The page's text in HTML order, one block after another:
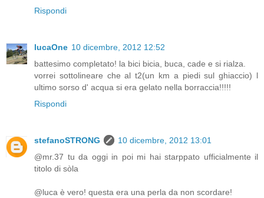
Rispondi
lucaOne 10 dicembre, 2012 12:52
battesimo completato! la bici bicia, buca, cade e si rialza.
vorrei sottolineare che al t2(un km a piedi sul ghiaccio) l
ultimo sorso d' acqua si era gelato nella borraccia!!!!!
Rispondi
stefanoSTRONG
10 dicembre, 2012 13:01
@mr.37 tu da oggi in poi mi hai starppato ufficialmente il
titolo di sòla
@luca è vero! questa era una perla da non scordare!